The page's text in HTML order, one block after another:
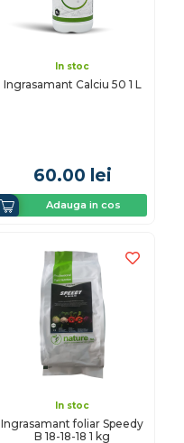
In stoc
Ingrasamant Calciu 50 1 L
60.00 lei
Adauga in cos
In stoc
Ingrasamant foliar Speedy
B 18-18-18 1 kg